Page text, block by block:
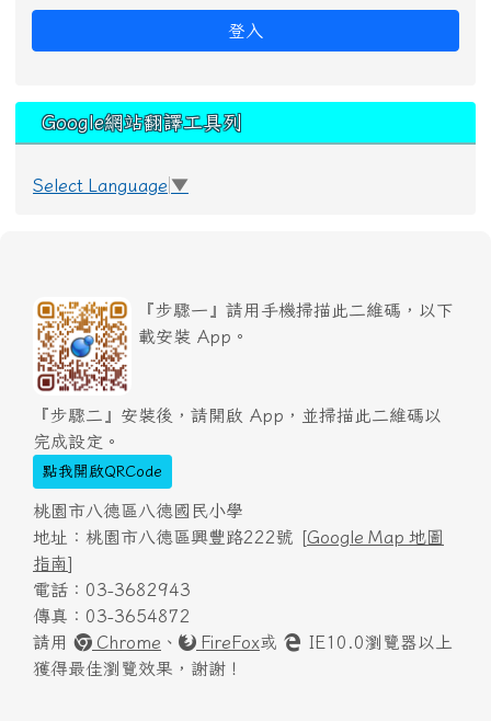
登入
Google網站翻譯工具列
Select Language ▼
『步驟一』請用手機掃描此二維碼，以下
載安裝 App。
『步驟二』安裝後，請開啟 App，並掃描此二維碼以
完成設定。
點我開啟QRCode
桃園市八德區八德國民小學
地址：桃園市八德區興豐路222號 [Google Map 地圖
指南]
電話：03-3682943
傳真：03-3654872
請用
Chrome 、 FireFox或
IE10.0瀏覽器以上
獲得最佳瀏覽效果，謝謝！